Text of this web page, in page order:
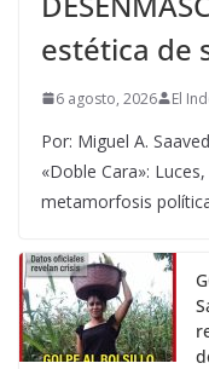
estética de
6 agosto, 2026 El
Por: Miguel A.
«Doble Cara»:
metamorfosis